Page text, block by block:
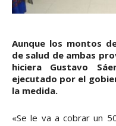
Aunque los montos
de salud de ambas
hiciera Gustavo
ejecutado por el
la medida.
«Se le va a cobrar un